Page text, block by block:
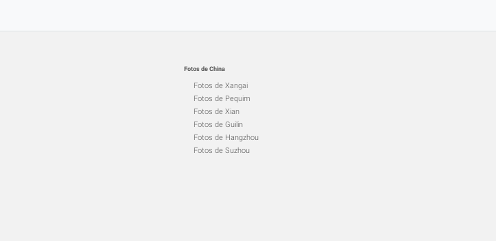
Fotos de China
Fotos de Xangai
Fotos de Pequim
Fotos de Xian
Fotos de Guilin
Fotos de Hangzhou
Fotos de Suzhou